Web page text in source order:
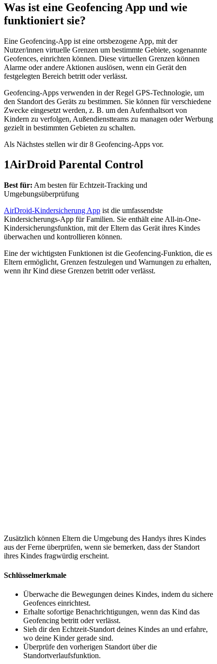
Was ist eine Geofencing App und wie
funktioniert sie?
Eine Geofencing-App ist eine ortsbezogene App, mit der
Nutzer/innen virtuelle Grenzen um bestimmte Gebiete, sogenannte
Geofences, einrichten können. Diese virtuellen Grenzen können
Alarme oder andere Aktionen auslösen, wenn ein Gerät den
festgelegten Bereich betritt oder verlässt.
Geofencing-Apps verwenden in der Regel GPS-Technologie, um
den Standort des Geräts zu bestimmen. Sie können für verschiedene
Zwecke eingesetzt werden, z. B. um den Aufenthaltsort von
Kindern zu verfolgen, Außendienstteams zu managen oder Werbung
gezielt in bestimmten Gebieten zu schalten.
Als Nächstes stellen wir dir 8 Geofencing-Apps vor.
1AirDroid Parental Control
Best für: Am besten für Echtzeit-Tracking und
Umgebungsüberprüfung
AirDroid-Kindersicherung App ist die umfassendste
Kindersicherungs-App für Familien. Sie enthält eine All-in-One-
Kindersicherungsfunktion, mit der Eltern das Gerät ihres Kindes
überwachen und kontrollieren können.
Eine der wichtigsten Funktionen ist die Geofencing-Funktion, die es
Eltern ermöglicht, Grenzen festzulegen und Warnungen zu erhalten,
wenn ihr Kind diese Grenzen betritt oder verlässt.
Zusätzlich können Eltern die Umgebung des Handys ihres Kindes
aus der Ferne überprüfen, wenn sie bemerken, dass der Standort
ihres Kindes fragwürdig erscheint.
Schlüsselmerkmale
Überwache die Bewegungen deines Kindes, indem du sichere
Geofences einrichtest.
Erhalte sofortige Benachrichtigungen, wenn das Kind das
Geofencing betritt oder verlässt.
Sieh dir den Echtzeit-Standort deines Kindes an und erfahre,
wo deine Kinder gerade sind.
Überprüfe den vorherigen Standort über die
Standortverlaufsfunktion.